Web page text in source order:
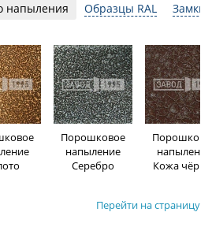
напыления Образцы RAL Замки
Порошковое
напыление
Серебро
напыление
Кожа
Перейти на страницу